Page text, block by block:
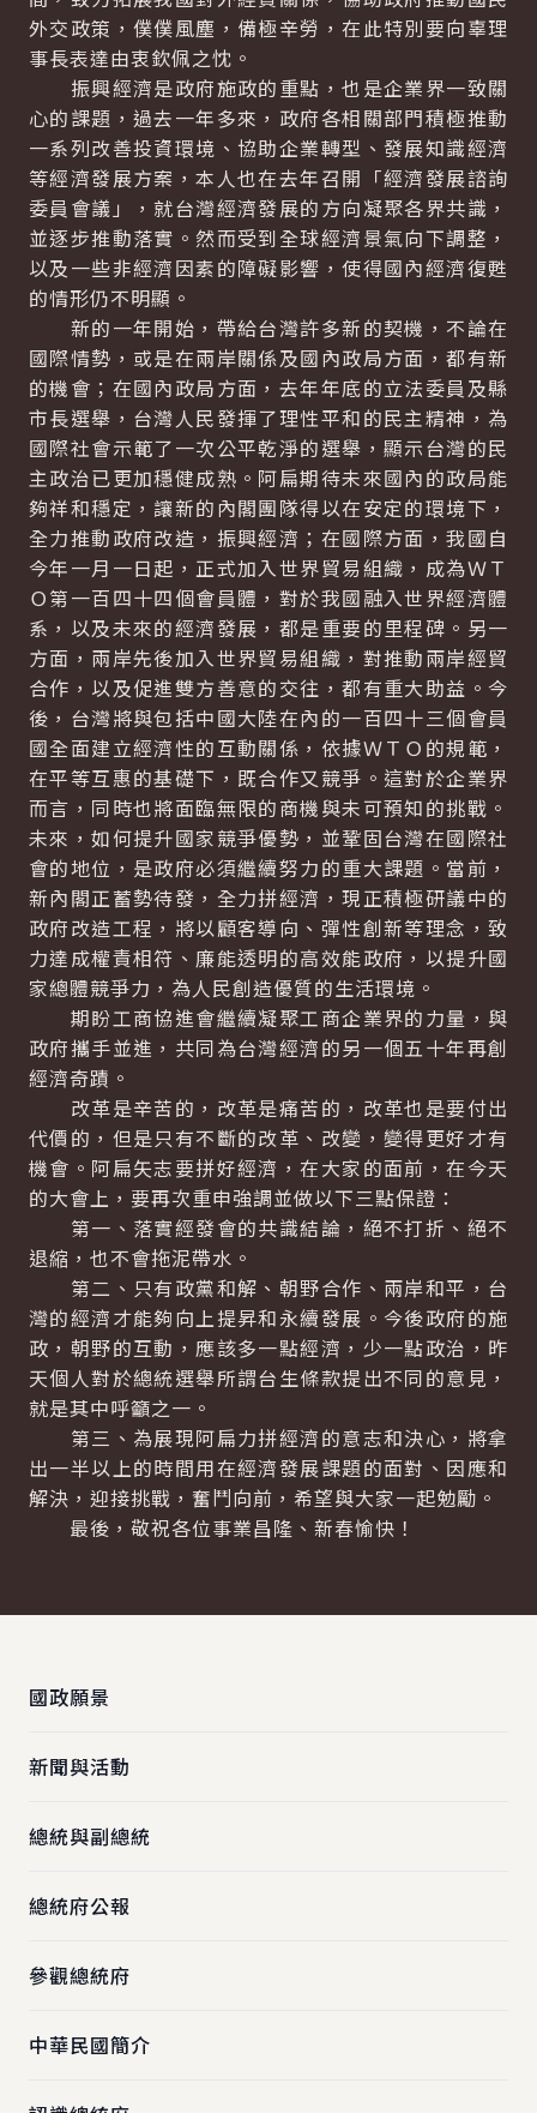
外交政策，僕僕風塵，備極辛勞，在此特別要向辜理
事長表達由衷欽佩之忱。
振興經濟是政府施政的重點，也是企業界一致關
心的課題，過去一年多來，政府各相關部門積極推動
一系列改善投資環境、協助企業轉型、發展知識經濟
等經濟發展方案，本人也在去年召開「經濟發展諮詢
委員會議」，就台灣經濟發展的方向凝聚各界共識，
並逐步推動落實。然而受到全球經濟景氣向下調整，
以及一些非經濟因素的障礙影響，使得國內經濟復甦
的情形仍不明顯。
新的一年開始，帶給台灣許多新的契機，不論在
國際情勢，或是在兩岸關係及國內政局方面，都有新
的機會；在國內政局方面，去年年底的立法委員及縣
市長選舉，台灣人民發揮了理性平和的民主精神，為
國際社會示範了一次公平乾淨的選舉，顯示台灣的民
主政治已更加穩健成熟。阿扁期待未來國內的政局能
夠祥和穩定，讓新的內閣團隊得以在安定的環境下，
全力推動政府改造，振興經濟；在國際方面，我國自
今年一月一日起，正式加入世界貿易組織，成為ＷＴ
Ｏ第一百四十四個會員體，對於我國融入世界經濟體
系，以及未來的經濟發展，都是重要的里程碑。另一
方面，兩岸先後加入世界貿易組織，對推動兩岸經貿
合作，以及促進雙方善意的交往，都有重大助益。今
後，台灣將與包括中國大陸在內的一百四十三個會員
國全面建立經濟性的互動關係，依據ＷＴＯ的規範，
在平等互惠的基礎下，既合作又競爭。這對於企業界
而言，同時也將面臨無限的商機與未可預知的挑戰。
未來，如何提升國家競爭優勢，並鞏固台灣在國際社
會的地位，是政府必須繼續努力的重大課題。當前，
新內閣正蓄勢待發，全力拼經濟，現正積極研議中的
政府改造工程，將以顧客導向、彈性創新等理念，致
力達成權責相符、廉能透明的高效能政府，以提升國
家總體競爭力，為人民創造優質的生活環境。
期盼工商協進會繼續凝聚工商企業界的力量，與
政府攜手並進，共同為台灣經濟的另一個五十年再創
經濟奇蹟。
改革是辛苦的，改革是痛苦的，改革也是要付出
代價的，但是只有不斷的改革、改變，變得更好才有
機會。阿扁矢志要拼好經濟，在大家的面前，在今天
的大會上，要再次重申強調並做以下三點保證：
第一、落實經發會的共識結論，絕不打折、絕不
退縮，也不會拖泥帶水。
第二、只有政黨和解、朝野合作、兩岸和平，台
灣的經濟才能夠向上提昇和永續發展。今後政府的施
政，朝野的互動，應該多一點經濟，少一點政治，昨
天個人對於總統選舉所謂台生條款提出不同的意見，
就是其中呼籲之一。
第三、為展現阿扁力拼經濟的意志和決心，將拿
出一半以上的時間用在經濟發展課題的面對、因應和
解決，迎接挑戰，奮鬥向前，希望與大家一起勉勵。
最後，敬祝各位事業昌隆、新春愉快！
國政願景
新聞與活動
總統與副總統
總統府公報
參觀總統府
中華民國簡介